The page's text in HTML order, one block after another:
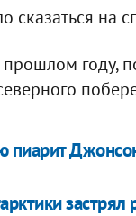
сказаться на
году,
пиарит
застрял